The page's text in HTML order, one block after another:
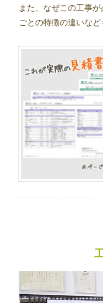
また、なぜこの工事
ごとの特徴の違いなど